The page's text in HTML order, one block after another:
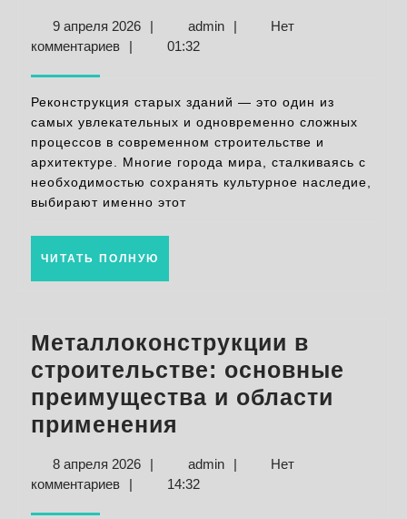
и
9 апреля 20269
апреля
| adminadmin
|
Нет
комментариев
| 01:32
Реконструкция старых зданий — это один из
самых увлекательных и одновременно сложных
процессов в современном строительстве и
архитектуре. Многие города мира, сталкиваясь с
необходимостью сохранять культурное наследие,
выбирают именно этот
ЧИТАТЬ ПОЛНУЮ
Металлоконструкции в
строительстве: основные
преимущества и области
применения
строительстве:
8 апреля 20268
апреля
| adminadmin
|
Нет
комментариев
| 14:32